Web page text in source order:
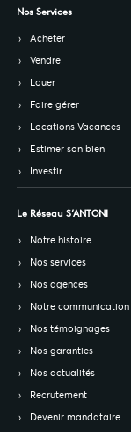
Nos Services
Acheter
Vendre
Louer
Faire gérer
Locations Vacances
Estimer son bien
Investir
Le Réseau S’ANTONI
Notre histoire
Nos services
Nos agences
Notre communication
Nos témoignages
Nos garanties
Nos actualités
Recrutement
Devenir mandataire